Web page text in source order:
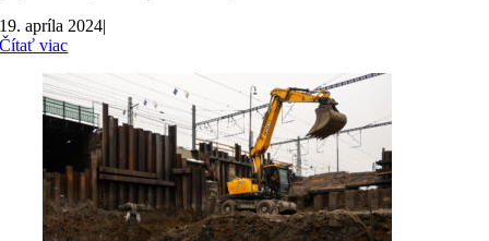
19. apríla 2024|
Čítať viac